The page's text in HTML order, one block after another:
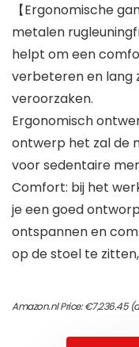
【Ergonomische
metalen
helpt om een
verbeteren en lang
veroorzaken.
Ergonomisch
ontwerp het zal de
voor sedentaire
Comfort: bij het
je een goed
ontspannen en
op de stoel te
Amazon.nl Price:€7,236.45